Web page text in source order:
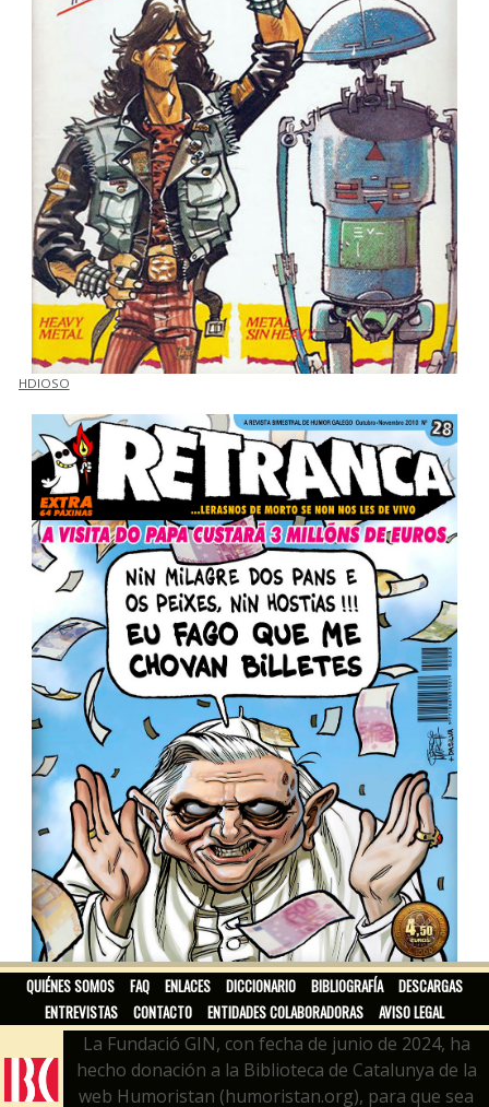
HDIOSO
RETRANCA
QUIÉNES SOMOS FAQ ENLACES DICCIONARIO BIBLIOGRAFÍA
DESCARGAS
ENTREVISTAS
CONTACTO ENTIDADES COLABORADORAS AVISO LEGAL
La Fundació GIN, con fecha de junio de 2024, ha
hecho donación a la Biblioteca de Catalunya de la
web Humoristan (humoristan.org), para que sea